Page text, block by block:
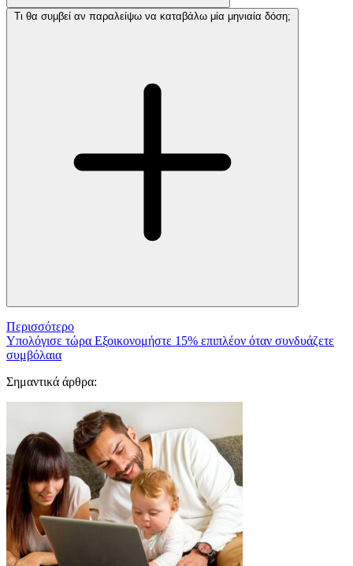
Τι θα συμβεί αν παραλείψω να καταβάλω μία μηνιαία δόση;
Περισσότερο
Υπολόγισε τώρα Εξοικονομήστε 15% επιπλέον όταν συνδυάζετε
συμβόλαια
Σημαντικά άρθρα: